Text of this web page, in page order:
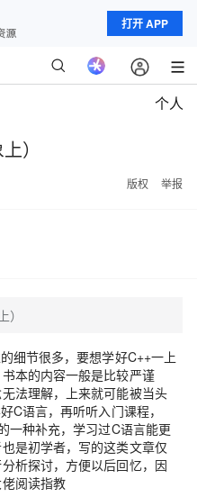
打开 APP
个人
）
版权 举报
细节很多，要想学好C++一上
本的内容一般是比较严谨
法理解，上来就可能被当头
C语言，再听听入门课程，
一种补充，学习过C语言能更
是初学者，写的这类文章仅
析探讨，方便以后回忆，因
阅读指教